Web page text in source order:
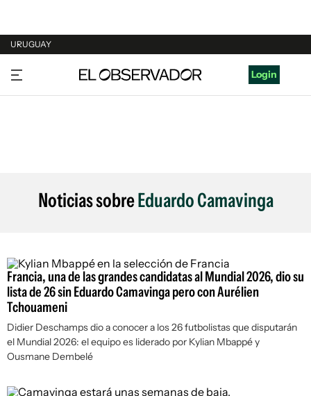
URUGUAY
URUGUAY
ARGENTINA
Login
Noticias sobreEduardo Camavinga
Francia, una de las grandes candidatas al Mundial 2026, dio su
lista de 26 sin Eduardo Camavinga pero con Aurélien
Tchouameni
Didier Deschamps dio a conocer a los 26 futbolistas que disputarán
el Mundial 2026: el equipo es liderado por Kylian Mbappé y
Ousmane Dembelé